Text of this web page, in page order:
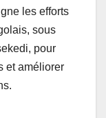
les efforts
sous
pour
et améliorer